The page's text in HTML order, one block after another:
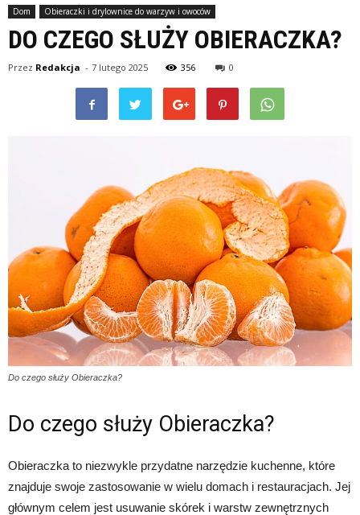
Dom Obieraczki i drylownice do warzyw i owoców
DO CZEGO SŁUŻY OBIERACZKA?
Przez Redakcja - 7 lutego 2025 356 0
Do czego służy Obieraczka?
Do czego służy Obieraczka?
Obieraczka to niezwykle przydatne narzędzie kuchenne, które
znajduje swoje zastosowanie w wielu domach i restauracjach. Jej
głównym celem jest usuwanie skórek i warstw zewnętrznych